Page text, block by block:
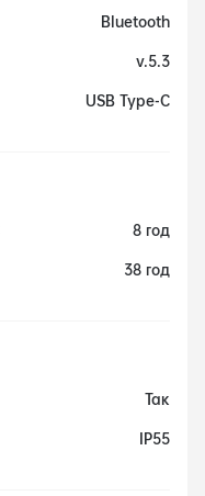
Bluetooth
v.5.3
USB Type-C
8 год
38 год
Так
IP55